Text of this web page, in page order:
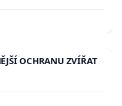
OCHRANU ZVÍŘAT